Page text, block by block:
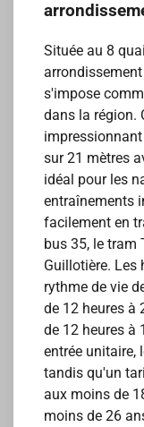
Située au 8
s'impose
dans la région.
sur 21 mètres
idéal pour les
entraînements
facilement en
bus 35, le tram
Guillotière. Les
rythme de vie
de 12 heures à
de 12 heures à
entrée unitaire,
tandis qu'un
aux moins de
moins de 26